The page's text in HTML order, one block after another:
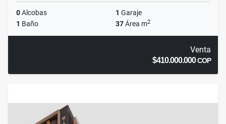
0Alcobas 1 Garaje
1 Baño 37Área m2
Venta
$410.000.000COP